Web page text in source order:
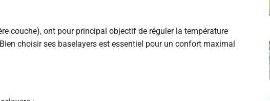
couche), ont pour principal objectif de réguler la température
choisir ses baselayers est essentiel pour un confort maximal